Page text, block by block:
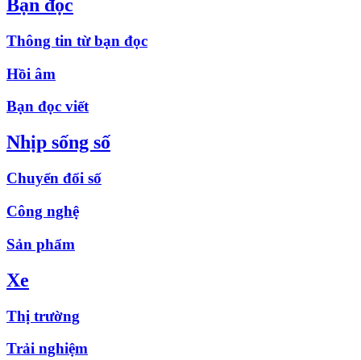
Bạn đọc
Thông tin từ bạn đọc
Hồi âm
Bạn đọc viết
Nhịp sống số
Chuyển đổi số
Công nghệ
Sản phẩm
Xe
Thị trường
Trải nghiệm